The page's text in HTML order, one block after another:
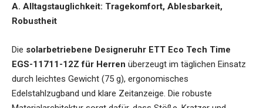
A. Alltagstauglichkeit: Tragekomfort, Ablesbarkeit,
Robustheit
Die solarbetriebene Designeruhr ETT Eco Tech Time
EGS-11711-12Z für Herren überzeugt im täglichen Einsatz
durch leichtes Gewicht (75 g), ergonomisches
Edelstahlzugband und klare Zeitanzeige. Die robuste